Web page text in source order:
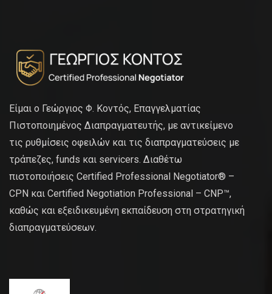
Είμαι ο Γεώργιος Φ. Κοντός, Επαγγελματίας
Πιστοποιημένος Διαπραγματευτής, με αντικείμενο
τις ρυθμίσεις οφειλών και τις διαπραγματεύσεις με
τράπεζες, funds και servicers. Διαθέτω
πιστοποιήσεις Certified Professional Negotiator® –
CPN και Certified Negotiation Professional – CNP™,
καθώς και εξειδικευμένη εκπαίδευση στη στρατηγική
διαπραγματεύσεων.